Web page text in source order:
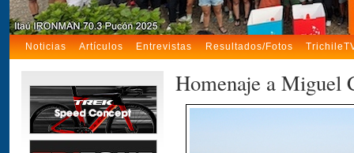
Noticias Artículos Entrevistas Resultados/Fotos
Homenaje a Miguel